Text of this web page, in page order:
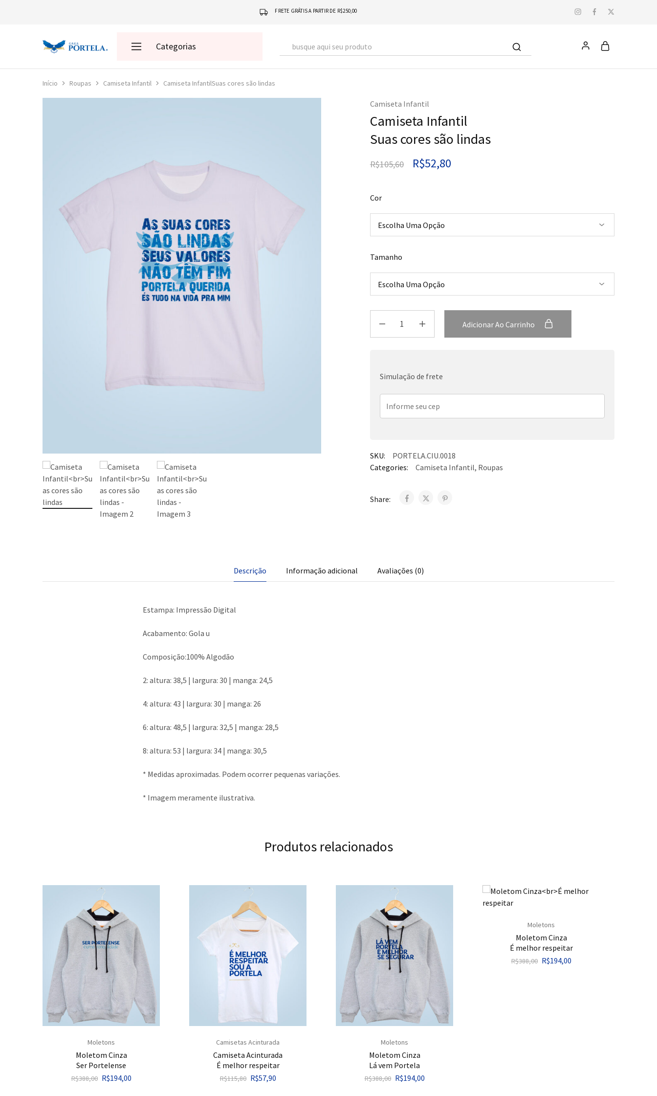
FRETE GRÁTIS A PARTIR DE R$250,00
Loja
Categorias
Roupas
Início Roupas Camiseta Infantil Camiseta InfantilSuas cores são lindas
Camiseta Infantil
Camiseta Infantil
Suas cores são lindas
R$105,60 R$52,80
Cor
Tamanho
Adicionar Ao Carrinho
Simulação de frete
SKU:
PORTELA.CIU.0018
Categories:
Camiseta Infantil, Roupas
Share:
Descrição Informação adicional Avaliações (0)
Estampa: Impressão Digital
Acabamento: Gola u
Composição:100% Algodão
2: altura: 38,5 | largura: 30 | manga: 24,5
4: altura: 43 | largura: 30 | manga: 26
6: altura: 48,5 | largura: 32,5 | manga: 28,5
8: altura: 53 | largura: 34 | manga: 30,5
* Medidas aproximadas. Podem ocorrer pequenas variações.
* Imagem meramente ilustrativa.
Produtos relacionados
Moletons
Moletom Cinza
Ser Portelense
R$388,00 R$194,00
Camisetas Acinturada
Camiseta Acinturada
É melhor respeitar
R$115,80 R$57,90
Moletons
Moletom Cinza
Lá vem Portela
R$388,00 R$194,00
Moletons
Moletom Cinza
É melhor respeitar
R$388,00 R$194,00